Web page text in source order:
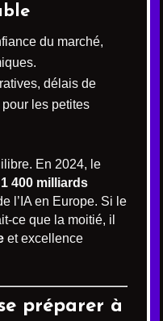
du marché,
délais de
les petites
En 2024, le
1 400 milliards
l’IA en Europe. Si le
ce que la moitié, il
et excellence
préparer à